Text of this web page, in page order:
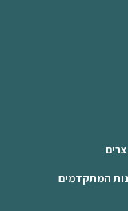
המתקדמים